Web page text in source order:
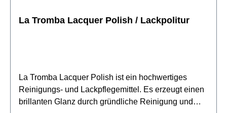
La Tromba Lacquer Polish / Lackpolitur
La Tromba Lacquer Polish ist ein hochwertiges
Reinigungs- und Lackpflegemittel. Es erzeugt einen
brillanten Glanz durch gründliche Reinigung und